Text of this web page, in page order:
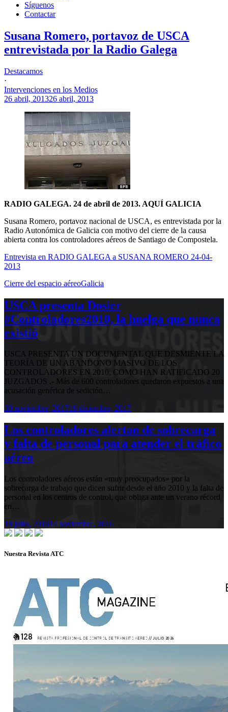
Síguenos
Contactar
Susana Romero, portavoz de USCA
entrevistada por la Radio Galega
Destacamos
·
Intervenciones en los Medios
26 abril, 201326 abril, 2013
RADIO GALEGA. 24 de abril de 2013. AQUÍ GALICIA
Susana Romero, portavoz nacional de USCA, es entrevistada por la
Radio Autonómica de Galicia con motivo del cierre de la causa
abierta contra los controladores aéreos de Santiago de Compostela.
Entrevista en RADIO GALEGA a SUSANA ROMERO 24-04-
2013
Cierre del espacio aéreoGalicia
USCA presenta Dosier
#Controladores2010, la huelga que nunca
existió
USCA PRESENTA UN DOCUMENTAL QUE DESMIENTE LA
TEORÍA DE UN ABANDONO MASIVO DE LOS
CONTROLADORES EN 2010, COMO HAN RATIFICADO 20
JUZGADOS .- Más de 600 controladores quedaron expuestos a una
acusación genérica de sedición…
30 noviembre, 201719 diciembre, 2017
Los controladores alertan de sobrecarga
y falta de personal para atender el tráfico
aéreo
Los controladores aéreos están «muy preocupados» por la
sobrecarga de trabajo que dicen sufrir desde el año 2010 y la falta de
personal en los centros de control, que obliga ante un verano récord
en…
18 julio, 201614 noviembre, 2016
Nuestra Revista ATC